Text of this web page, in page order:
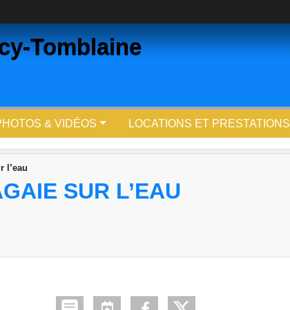
Tomblaine
& VIDÉOS LOCATIONS ET PRESTATIONS
l’eau
SUR L’EAU